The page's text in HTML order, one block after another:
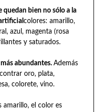
quedan bien no sólo a la
colores: amarillo,
azul, magenta (rosa
y saturados.
abundantes. Además
oro, plata,
colorete, vino.
amarillo, el color es